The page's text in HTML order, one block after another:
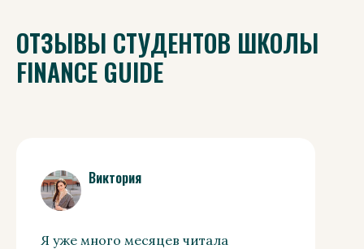
ОТЗЫВЫ СТУДЕНТОВ ШКОЛЫ
FINANCE GUIDE
Виктория
Я уже много месяцев читала